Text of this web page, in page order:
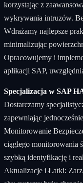
korzystając z
wykrywania intruzów.
Wdrażamy najlepsze
minimalizując
Opracowujemy i
aplikacji SAP,
Specjalizacja w SAP
Dostarczamy
zapewniając
Monitorowanie
ciągłego
szybką identyfikację i
Aktualizacje i Łatki: